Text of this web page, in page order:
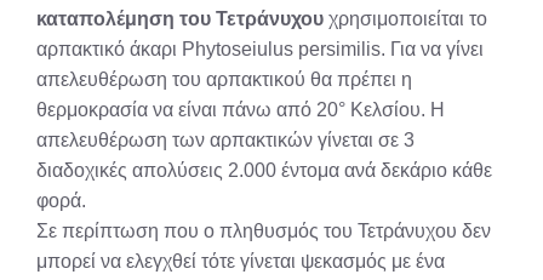
καταπολέμηση του Τετράνυχου χρησιμοποιείται το
αρπακτικό άκαρι Phytoseiulus persimilis. Για να γίνει
απελευθέρωση του αρπακτικού θα πρέπει η
θερμοκρασία να είναι πάνω από 20° Κελσίου. Η
απελευθέρωση των αρπακτικών γίνεται σε 3
διαδοχικές απολύσεις 2.000 έντομα ανά δεκάριο κάθε
φορά.
Σε περίπτωση που ο πληθυσμός του Τετράνυχου δεν
μπορεί να ελεγχθεί τότε γίνεται ψεκασμός με ένα